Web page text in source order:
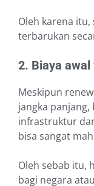
Oleh karena
terbarukan
2. Biaya
Meskipun
jangka
infrastruktur
bisa sangat
Oleh sebab itu,
bagi negara